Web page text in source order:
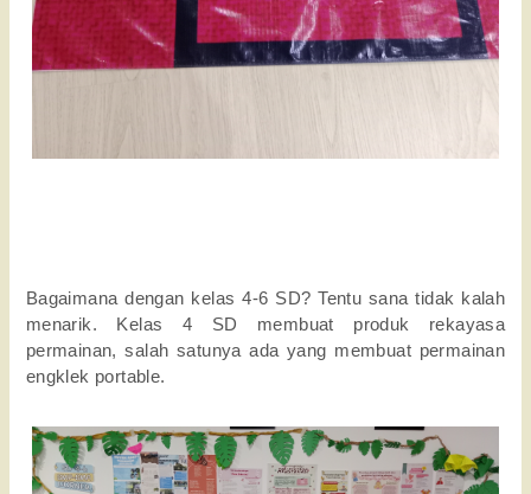
Bagaimana dengan kelas 4-6 SD? Tentu sana tidak kalah
menarik. Kelas 4 SD membuat produk rekayasa
permainan, salah satunya ada yang membuat permainan
engklek portable.